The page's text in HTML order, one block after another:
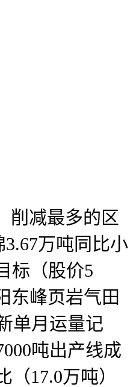
削减最多的区
万吨同比小
标（股价5
东峰页岩气田
单月运量记
吨出产线成
17.0万吨）